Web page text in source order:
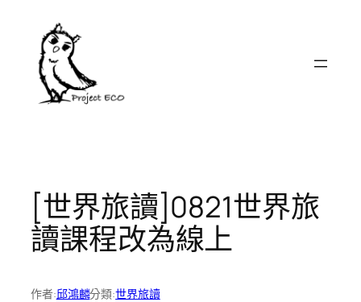
[世界旅讀]0821世界旅
讀課程改為線上
作者:邱鴻麟分類:世界旅讀